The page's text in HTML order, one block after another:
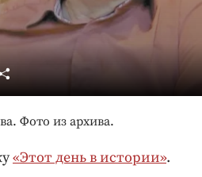
Фото из архива.
«Этот день в истории».